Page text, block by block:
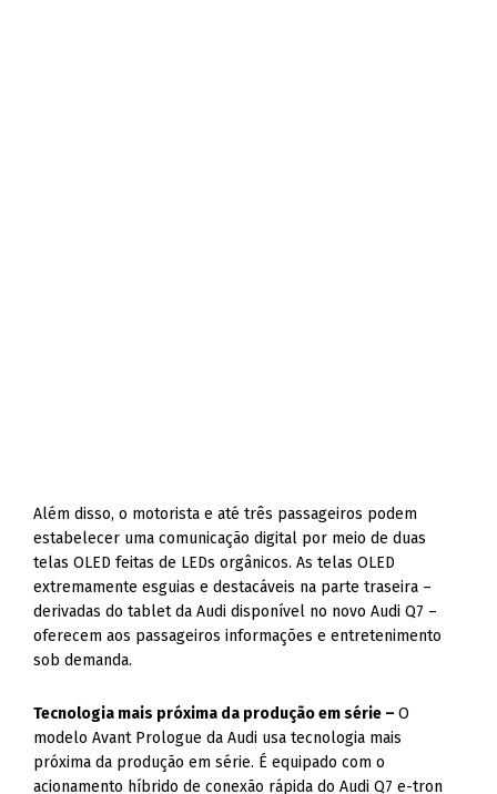
Além disso, o motorista e até três passageiros podem
estabelecer uma comunicação digital por meio de duas
telas OLED feitas de LEDs orgânicos. As telas OLED
extremamente esguias e destacáveis na parte traseira –
derivadas do tablet da Audi disponível no novo Audi Q7 –
oferecem aos passageiros informações e entretenimento
sob demanda.
Tecnologia mais próxima da produção em série –O
modelo Avant Prologue da Audi usa tecnologia mais
próxima da produção em série. É equipado com o
acionamento híbrido de conexão rápida do Audi Q7 e-tron